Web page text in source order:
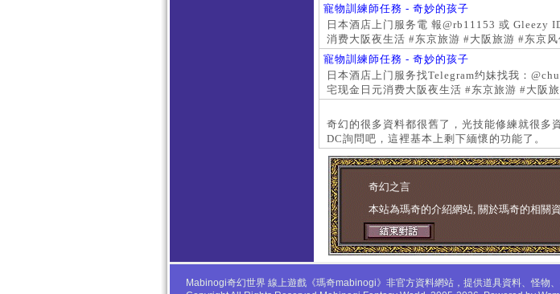
寵物訓練師任務 - 奇妙的孩子
日本酒店上门服务電 報@rb11153 或 Gleezy
消费大阪夜生活 #东京旅游 #大阪旅游 #东京
京上门服务 #大阪上门服务新宿风俗 #梅田风
本萝莉 #大阪萝莉 #日本学生妹
寵物訓練師任務 - 奇妙的孩子
日本酒店上门服务找Telegram约妹找我：
宅现金日元消费大阪夜生活 #东京旅游 #大阪
大阪外约 #东京上门服务 #大阪上门服务新宿
#日本女孩 #大阪女孩 #日本萝莉 #大阪萝莉 #
奇幻的很多資料都很舊了，光技能修練就很多
DC詢問吧，這裡基本上剩下緬懷的功能了。
奇幻之言
本站為瑪奇的介紹網站, 關於瑪奇的相關
Mabinogi奇幻世界 線上遊戲《瑪奇mabinogi》非官方資料網站，提供道具資料、怪物